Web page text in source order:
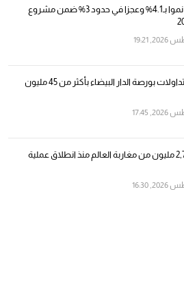
الحكومة تتوقع نموا بـ4.1% وعجزا في حدود 3% ضمن مشروع
“مناجم” تتصدر تداولات بورصة الدار البيضاء بأكثر من 45 مليون
دخول أزيد من 2,7 مليون من مغاربة العالم منذ انطلاق عملية